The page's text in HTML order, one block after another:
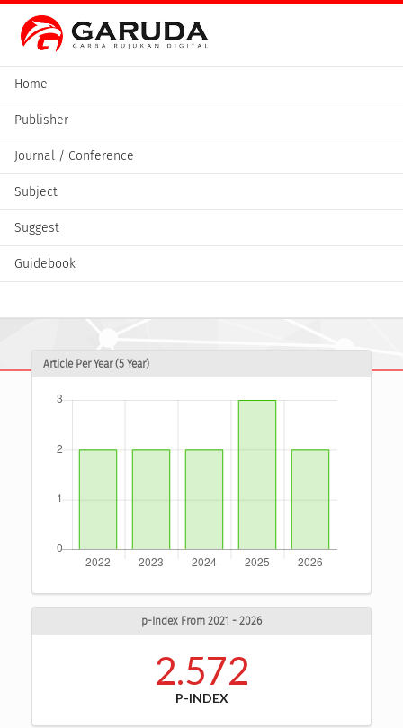
Home
Publisher
Journal / Conference
Subject
Suggest
Guidebook
Article Per Year (5 Year)
p-Index From 2021 - 2026
2.572
P-INDEX